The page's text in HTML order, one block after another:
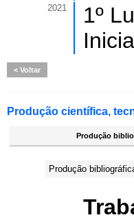
2021
1º
Voltar
Produção científica,
Produção
Produção